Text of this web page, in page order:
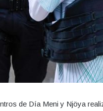
de Día Meni y Njöya